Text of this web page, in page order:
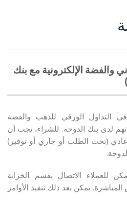
والفضة الإلكترونية مع بنك
التداول الورقي للذهب والفضة
لدى بنك الدوحة. للشراء، يجب أن
(تحت الطلب أو جاري أو توفير)
للعملاء الاتصال بقسم الخزانة
يمكن بعد ذلك تنفيذ الأوامر